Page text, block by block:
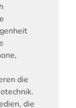
die
die